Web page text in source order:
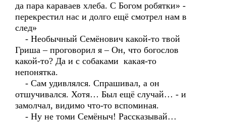
да пара караваев хлеба. С Богом робятки» -
перекрестил нас и долго ещё смотрел нам в
след»
- Необычный Семёнович какой-то твой
Гриша – проговорил я – Он, что богослов
какой-то? Да и с собаками какая-то
непонятка.
- Сам удивлялся. Спрашивал, а он
отшучивался. Хотя… Был ещё случай… - и
замолчал, видимо что-то вспоминая.
- Ну не томи Семёныч! Рассказывай…